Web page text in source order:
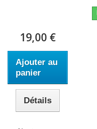
19,00 €
Ajouter au
panier
Détails